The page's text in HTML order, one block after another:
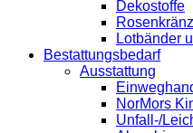
Dekostoffe
Lotbänder
Bestattungsbedarf
Ausstattung
NorMors
Unfall-/